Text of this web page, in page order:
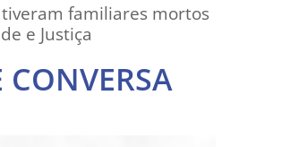
familiares mortos
e Justiça
CONVERSA